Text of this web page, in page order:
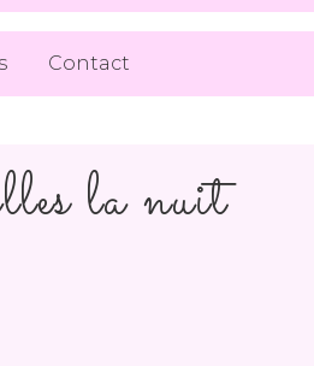
Contact
la nuit